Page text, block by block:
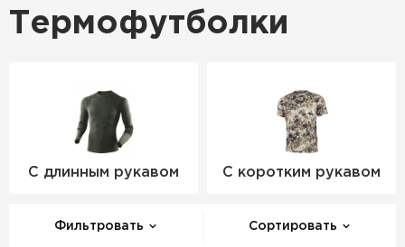
Термофутболки
С длинным рукавом С коротким рукавом
Фильтровать Сортировать